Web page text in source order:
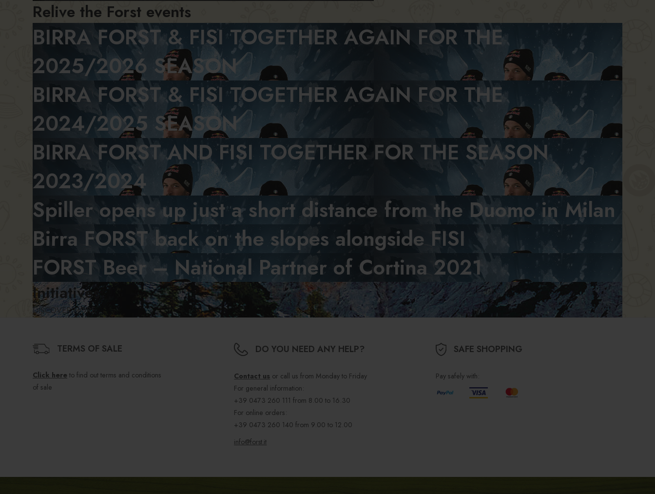
Relive the Forst events
BIRRA FORST & FISI TOGETHER AGAIN FOR THE
2025/2026 SEASON
BIRRA FORST & FISI TOGETHER AGAIN FOR THE
2024/2025 SEASON
BIRRA FORST AND FISI TOGETHER FOR THE SEASON
2023/2024
Spiller opens up just a short distance from the Duomo in Milan
Birra FORST back on the slopes alongside FISI
FORST Beer – National Partner of Cortina 2021
Initiatives
DISCOVER MORE
TERMS OF SALE
Click here to find out terms and conditions
of sale
DO YOU NEED ANY HELP?
Contact us or call us from Monday to Friday
For general information:
+39 0473 260 111 from 8.00 to 16.30
For online orders:
+39 0473 260 140 from 9.00 to 12.00
info@forst.it
SAFE SHOPPING
Pay safely with: